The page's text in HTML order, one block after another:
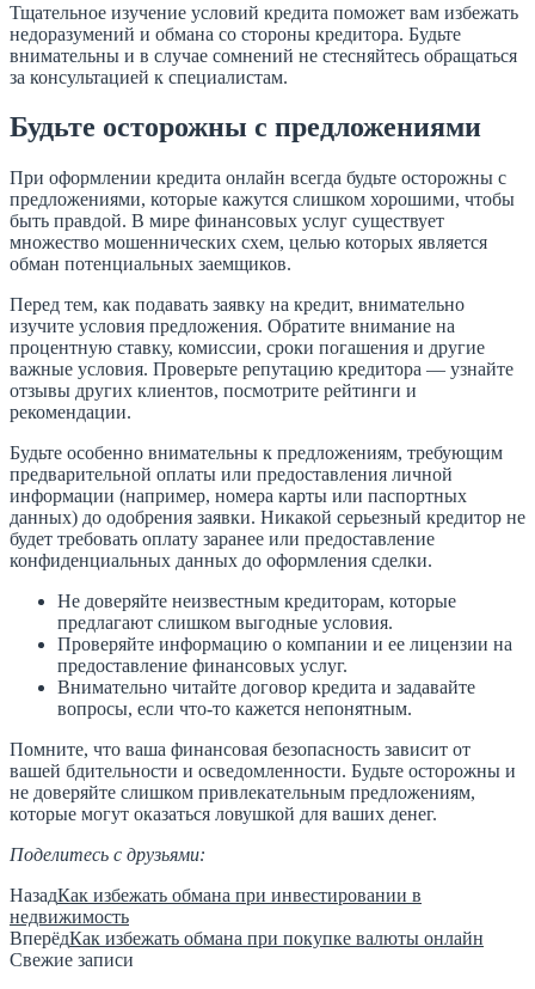
Тщательное изучение условий кредита поможет вам избежать
недоразумений и обмана со стороны кредитора. Будьте
внимательны и в случае сомнений не стесняйтесь обращаться
за консультацией к специалистам.
Будьте осторожны с предложениями
При оформлении кредита онлайн всегда будьте осторожны с
предложениями, которые кажутся слишком хорошими, чтобы
быть правдой. В мире финансовых услуг существует
множество мошеннических схем, целью которых является
обман потенциальных заемщиков.
Перед тем, как подавать заявку на кредит, внимательно
изучите условия предложения. Обратите внимание на
процентную ставку, комиссии, сроки погашения и другие
важные условия. Проверьте репутацию кредитора — узнайте
отзывы других клиентов, посмотрите рейтинги и
рекомендации.
Будьте особенно внимательны к предложениям, требующим
предварительной оплаты или предоставления личной
информации (например, номера карты или паспортных
данных) до одобрения заявки. Никакой серьезный кредитор не
будет требовать оплату заранее или предоставление
конфиденциальных данных до оформления сделки.
Не доверяйте неизвестным кредиторам, которые
предлагают слишком выгодные условия.
Проверяйте информацию о компании и ее лицензии на
предоставление финансовых услуг.
Внимательно читайте договор кредита и задавайте
вопросы, если что-то кажется непонятным.
Помните, что ваша финансовая безопасность зависит от
вашей бдительности и осведомленности. Будьте осторожны и
не доверяйте слишком привлекательным предложениям,
которые могут оказаться ловушкой для ваших денег.
Поделитесь с друзьями:
НазадКак избежать обмана при инвестировании в
недвижимость
ВперёдКак избежать обмана при покупке валюты онлайн
Свежие записи